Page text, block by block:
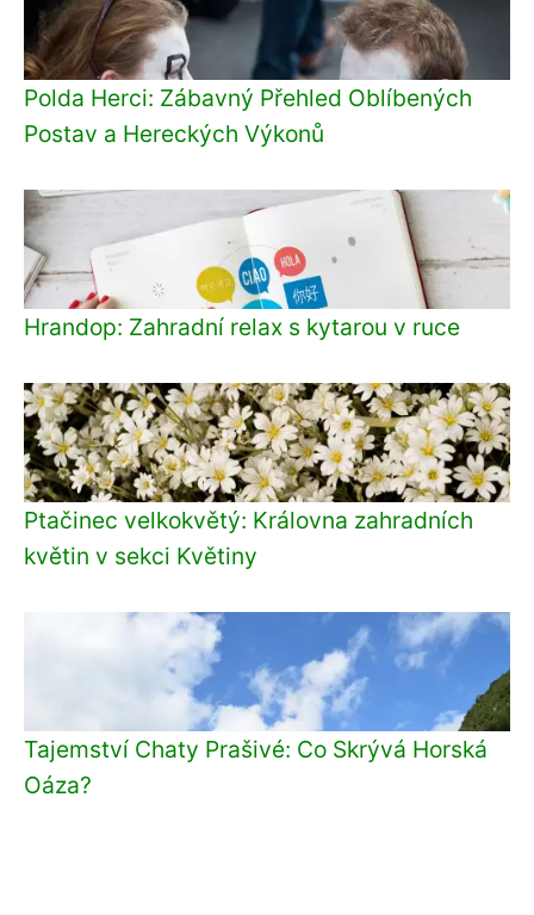
Polda Herci: Zábavný Přehled Oblíbených
Postav a Hereckých Výkonů
Hrandop: Zahradní relax s kytarou v ruce
Ptačinec velkokvětý: Královna zahradních
květin v sekci Květiny
Tajemství Chaty Prašivé: Co Skrývá Horská
Oáza?